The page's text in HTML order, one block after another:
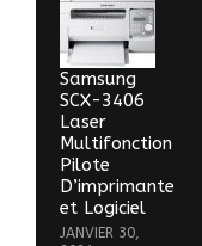
Samsung
SCX-3406
Laser
Multifonction
Pilote
D’imprimante
et Logiciel
JANVIER 30,